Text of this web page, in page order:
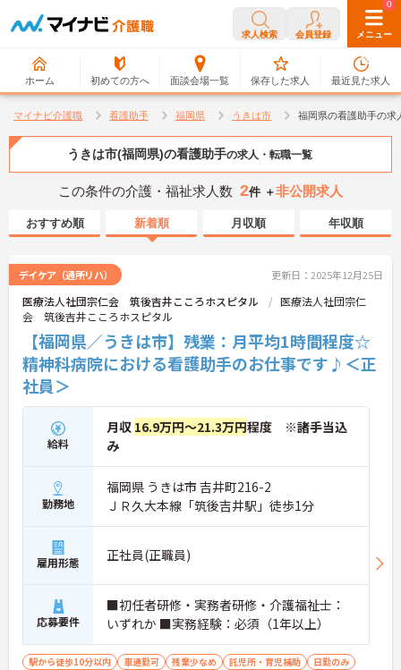
求人検索 会員登録 メニュー
ホーム 初めての方へ 面談会場一覧
0
保存した求人
0
最近見た求人
マイナビ介護職 看護助手 福岡県 うきは市 福岡県の看護助手の求
うきは市(福岡県)の看護助手の求人・転職一覧
この条件の介護・福祉求人数 2件 ＋非公開求人
おすすめ順 新着順 月収順 年収順
デイケア（通所リハ） 更新日：2025年12月25日
医療法人社団宗仁会 筑後吉井こころホスピタル
医療法人社団宗仁
会 筑後吉井こころホスピタル
【福岡県／うきは市】残業：月平均1時間程度☆
精神科病院における看護助手のお仕事です♪＜正
社員＞
給料
月収 16.9万円～21.3万円程度 ※諸手当込
み
勤務地
福岡県 うきは市 吉井町216-2
ＪＲ久大本線「筑後吉井駅」徒歩1分
雇用形態 正社員(正職員)
応募要件
■初任者研修・実務者研修・介護福祉士：
いずれか ■実務経験：必須（1年以上）
駅から徒歩10分以内 車通勤可 残業少なめ 託児所・育児補助
日勤のみ